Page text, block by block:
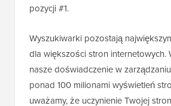
pozycji #1.
Wyszukiwarki pozostają
dla większości stron internetowych.
nasze doświadczenie w
ponad 100 milionami wyświetleń
uważamy, że uczynienie Twojej